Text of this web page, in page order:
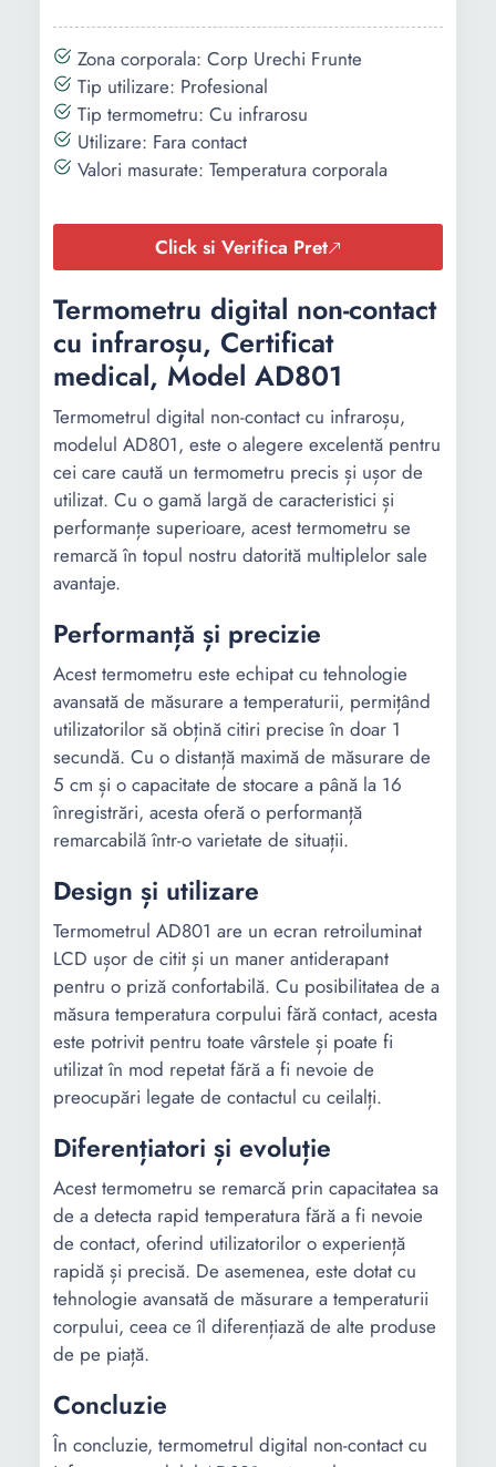
Zona corporala: Corp Urechi Frunte
Tip utilizare: Profesional
Tip termometru: Cu infrarosu
Utilizare: Fara contact
Valori masurate: Temperatura corporala
Click si Verifica Pret
Termometru digital non-contact
cu infraroșu, Certificat
medical, Model AD801
Termometrul digital non-contact cu infraroșu,
modelul AD801, este o alegere excelentă pentru
cei care caută un termometru precis și ușor de
utilizat. Cu o gamă largă de caracteristici și
performanțe superioare, acest termometru se
remarcă în topul nostru datorită multiplelor sale
avantaje.
Performanță și precizie
Acest termometru este echipat cu tehnologie
avansată de măsurare a temperaturii, permițând
utilizatorilor să obțină citiri precise în doar 1
secundă. Cu o distanță maximă de măsurare de
5 cm și o capacitate de stocare a până la 16
înregistrări, acesta oferă o performanță
remarcabilă într-o varietate de situații.
Design și utilizare
Termometrul AD801 are un ecran retroiluminat
LCD ușor de citit și un maner antiderapant
pentru o priză confortabilă. Cu posibilitatea de a
măsura temperatura corpului fără contact, acesta
este potrivit pentru toate vârstele și poate fi
utilizat în mod repetat fără a fi nevoie de
preocupări legate de contactul cu ceilalți.
Diferențiatori și evoluție
Acest termometru se remarcă prin capacitatea sa
de a detecta rapid temperatura fără a fi nevoie
de contact, oferind utilizatorilor o experiență
rapidă și precisă. De asemenea, este dotat cu
tehnologie avansată de măsurare a temperaturii
corpului, ceea ce îl diferențiază de alte produse
de pe piață.
Concluzie
În concluzie, termometrul digital non-contact cu